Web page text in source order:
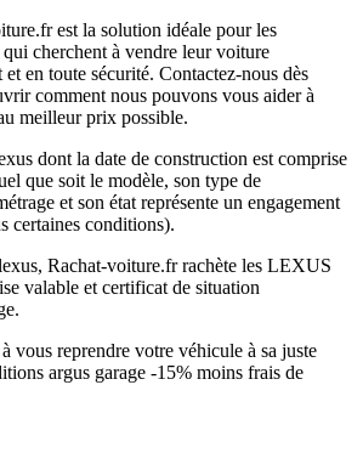
est la solution idéale pour les
cherchent à vendre leur voiture
en toute sécurité. Contactez-nous dès
comment nous pouvons vous aider à
meilleur prix possible.
dont la date de construction est comprise
que soit le modèle, son type de
et son état représente un engagement
certaines conditions).
Rachat-voiture.fr rachète les LEXUS
valable et certificat de situation
vous reprendre votre véhicule à sa juste
argus garage -15% moins frais de